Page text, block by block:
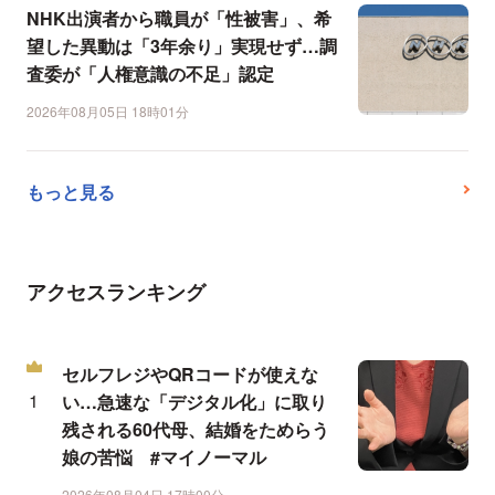
NHK出演者から職員が「性被害」、希
望した異動は「3年余り」実現せず…調
査委が「人権意識の不足」認定
2026年08月05日 18時01分
もっと見る
アクセスランキング
セルフレジやQRコードが使えな
い…急速な「デジタル化」に取り
残される60代母、結婚をためらう
娘の苦悩 #マイノーマル